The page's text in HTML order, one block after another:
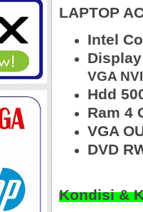
LAPTOP
Intel
VGA
Hdd
Ram 4
VGA
DVD
Kondisi &